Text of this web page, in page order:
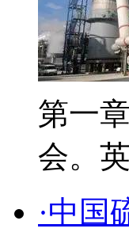
第一
会。
·中国